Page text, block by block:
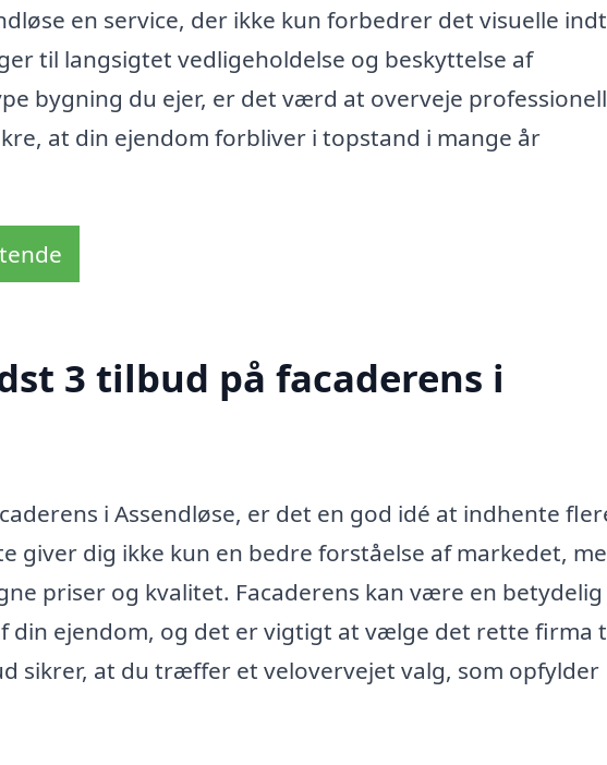
en service, der ikke kun forbedrer det visuelle
til langsigtet vedligeholdelse og beskyttelse af
bygning du ejer, er det værd at overveje
at din ejendom forbliver i topstand i mange år
3 tilbud på facaderens i
i Assendløse, er det en god idé at indhente
giver dig ikke kun en bedre forståelse af markedet,
priser og kvalitet. Facaderens kan være en betydelig
din ejendom, og det er vigtigt at vælge det rette firma
sikrer, at du træffer et velovervejet valg, som opfylder